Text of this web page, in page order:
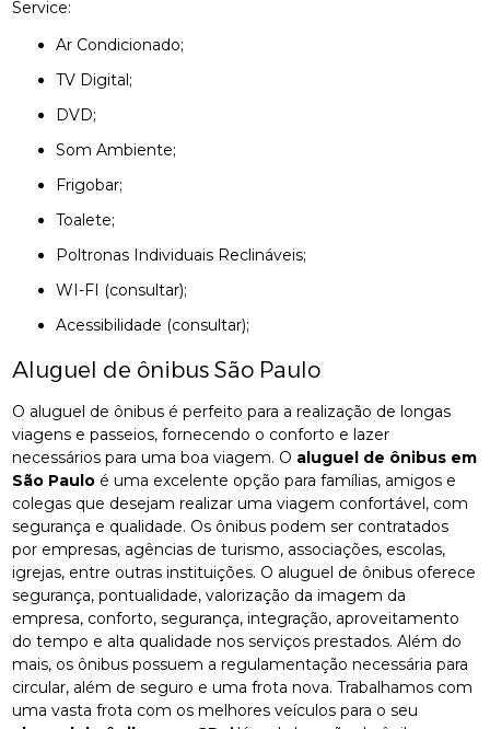
Service:
Ar Condicionado;
TV Digital;
DVD;
Som Ambiente;
Frigobar;
Toalete;
Poltronas Individuais Reclináveis;
WI-FI (consultar);
Acessibilidade (consultar);
Aluguel de ônibus São Paulo
O aluguel de ônibus é perfeito para a realização de longas
viagens e passeios, fornecendo o conforto e lazer
necessários para uma boa viagem. O aluguel de ônibus em
São Paulo é uma excelente opção para famílias, amigos e
colegas que desejam realizar uma viagem confortável, com
segurança e qualidade. Os ônibus podem ser contratados
por empresas, agências de turismo, associações, escolas,
igrejas, entre outras instituições. O aluguel de ônibus oferece
segurança, pontualidade, valorização da imagem da
empresa, conforto, segurança, integração, aproveitamento
do tempo e alta qualidade nos serviços prestados. Além do
mais, os ônibus possuem a regulamentação necessária para
circular, além de seguro e uma frota nova. Trabalhamos com
uma vasta frota com os melhores veículos para o seu